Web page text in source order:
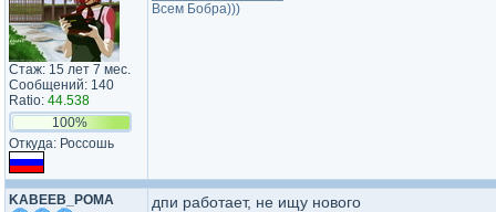
Стаж: 15 лет 7 мес.
Сообщений: 140
Ratio: 44.538
100%
Откуда: Россошь
Всем Бобра)))
KABEEB_POMA дпи работает, не ищу нового